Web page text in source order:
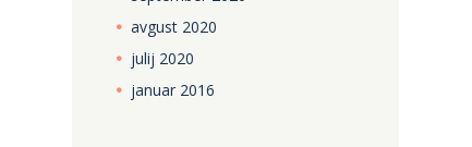
avgust 2020
julij 2020
januar 2016